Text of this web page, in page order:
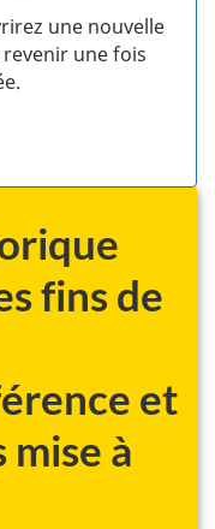
une nouvelle
une fois
fins de
et
mise à